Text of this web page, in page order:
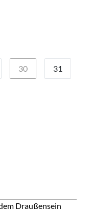
30 31
Draußensein